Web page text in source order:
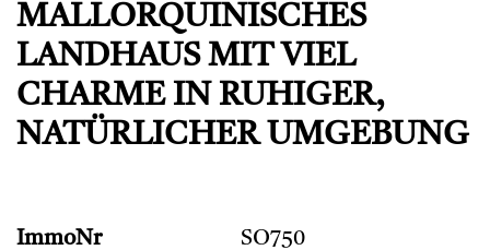
MALLORQUINISCHES
LANDHAUS MIT VIEL
CHARME IN RUHIGER,
NATÜRLICHER UMGEBUNG
ImmoNr
SO750